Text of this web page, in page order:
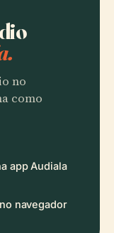
no
como
app Audiala
navegador